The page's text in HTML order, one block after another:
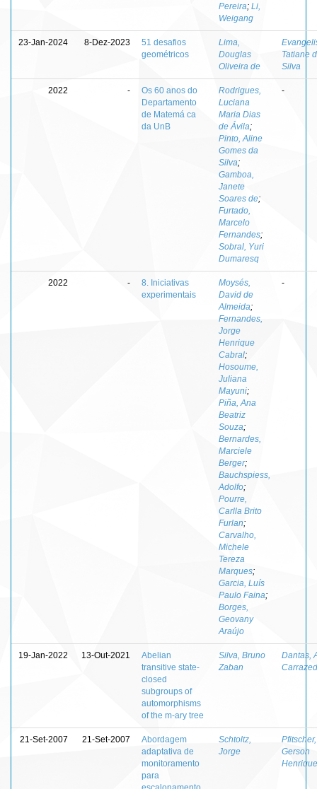
Pereira; Li,
Weigang
23-Jan-2024 8-Dez-2023
51 desafios
geométricos
Lima,
Douglas
Oliveira de
Tatiane
Silva
2022 -
Os 60 anos do
Departamento
de Matemá ca
da UnB
Rodrigues,
Luciana
Maria Dias
de Ávila;
Pinto, Aline
Gomes da
Silva;
Gamboa,
Janete
Soares de;
Furtado,
Marcelo
Fernandes;
Sobral, Yuri
Dumaresq
-
2022 -
8. Iniciativas
experimentais
Moysés,
David de
Almeida;
Fernandes,
Jorge
Henrique
Cabral;
Hosoume,
Juliana
Mayuni;
Piña, Ana
Beatriz
Souza;
Bernardes,
Marciele
Berger;
Bauchspiess,
Adolfo;
Pourre,
Carlla Brito
Furlan;
Carvalho,
Michele
Tereza
Marques;
Garcia, Luís
Paulo Faina;
Borges,
Geovany
Araújo
-
19-Jan-2022 13-Out-2021
Abelian
transitive state-
closed
subgroups of
automorphisms
of the m-ary tree
Silva, Bruno
Zaban
Dantas,
21-Set-2007 21-Set-2007
Abordagem
adaptativa de
monitoramento
para
Schtoltz,
Jorge
Pfitscher,
Gerson
Henrique